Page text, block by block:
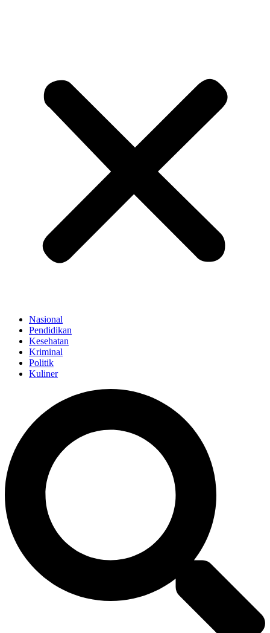
Nasional
Pendidikan
Kesehatan
Kriminal
Politik
Kuliner